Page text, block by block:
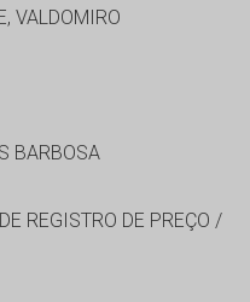
VALDOMIRO
BARBOSA
REGISTRO DE PREÇO /